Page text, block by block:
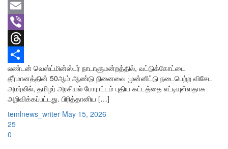
Twitter
Email
Viber
Threads
Share
லண்டன் வெஸ்ட்மின்ஸ்டர் நாடாளுமன்றத்தில், வட்டுக்கோட்டை
தீர்மானத்தின் 50ஆம் ஆண்டு நினைவை முன்னிட்டு நடைபெற்ற விசேட
அமர்வில், தமிழர் அரசியல் போராட்டம் புதிய கட்டத்தை எட்டியுள்ளதாக
அறிவிக்கப்பட்டது. பிரித்தானிய […]
temlnews_writer May 15, 2026
25
0